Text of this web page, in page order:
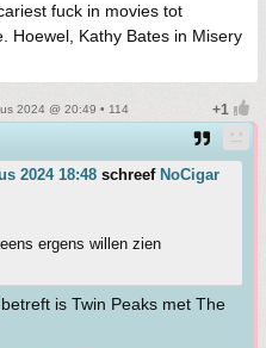
fuck in movies tot
Hoewel, Kathy Bates in Misery
2024 @ 20:49 • 114
2024 18:48 schreef NoCigar
ergens willen zien
is Twin Peaks met The